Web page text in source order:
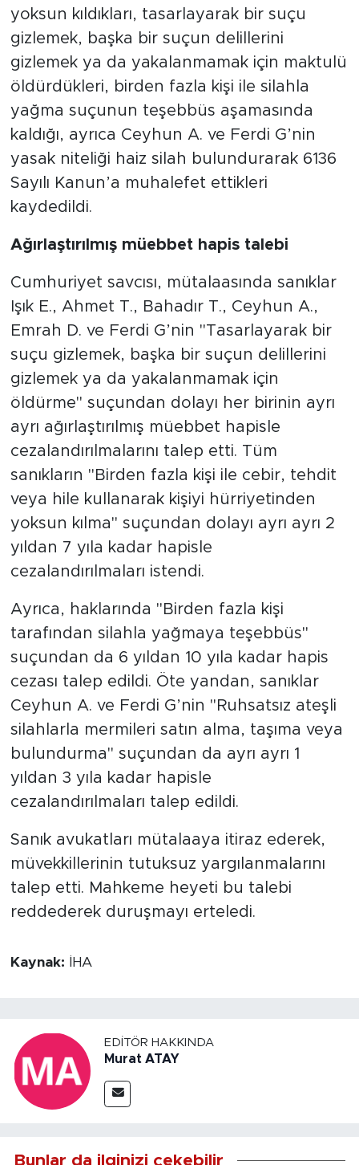
yoksun kıldıkları, tasarlayarak bir suçu
gizlemek, başka bir suçun delillerini
gizlemek ya da yakalanmamak için maktulü
öldürdükleri, birden fazla kişi ile silahla
yağma suçunun teşebbüs aşamasında
kaldığı, ayrıca Ceyhun A. ve Ferdi G’nin
yasak niteliği haiz silah bulundurarak 6136
Sayılı Kanun’a muhalefet ettikleri
kaydedildi.
Ağırlaştırılmış müebbet hapis talebi
Cumhuriyet savcısı, mütalaasında sanıklar
Işık E., Ahmet T., Bahadır T., Ceyhun A.,
Emrah D. ve Ferdi G’nin "Tasarlayarak bir
suçu gizlemek, başka bir suçun delillerini
gizlemek ya da yakalanmamak için
öldürme" suçundan dolayı her birinin ayrı
ayrı ağırlaştırılmış müebbet hapisle
cezalandırılmalarını talep etti. Tüm
sanıkların "Birden fazla kişi ile cebir, tehdit
veya hile kullanarak kişiyi hürriyetinden
yoksun kılma" suçundan dolayı ayrı ayrı 2
yıldan 7 yıla kadar hapisle
cezalandırılmaları istendi.
Ayrıca, haklarında "Birden fazla kişi
tarafından silahla yağmaya teşebbüs"
suçundan da 6 yıldan 10 yıla kadar hapis
cezası talep edildi. Öte yandan, sanıklar
Ceyhun A. ve Ferdi G’nin "Ruhsatsız ateşli
silahlarla mermileri satın alma, taşıma veya
bulundurma" suçundan da ayrı ayrı 1
yıldan 3 yıla kadar hapisle
cezalandırılmaları talep edildi.
Sanık avukatları mütalaaya itiraz ederek,
müvekkillerinin tutuksuz yargılanmalarını
talep etti. Mahkeme heyeti bu talebi
reddederek duruşmayı erteledi.
Kaynak: İHA
EDITÖR HAKKINDA
Murat ATAY
Bunlar da ilginizi çekebilir